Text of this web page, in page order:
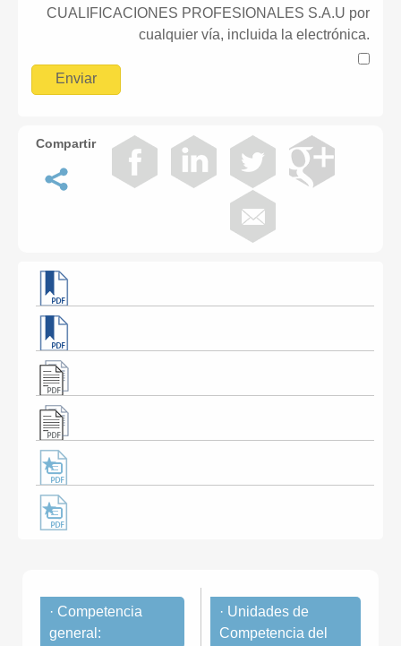
CUALIFICACIONES PROFESIONALES S.A.U por
cualquier vía, incluida la electrónica.
Compartir
· Competencia
general:
· Unidades de
Competencia del